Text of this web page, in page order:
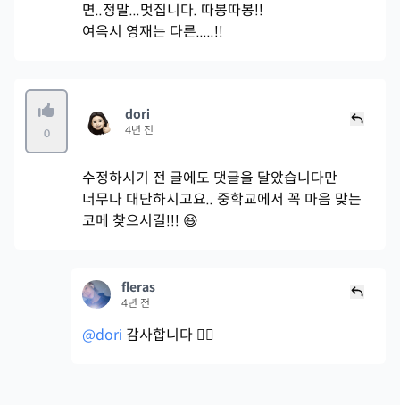
면..정말...멋집니다. 따봉따봉!!
여윽시 영재는 다른.....!!
0
dori
4년 전
수정하시기 전 글에도 댓글을 달았습니다만
너무나 대단하시고요.. 중학교에서 꼭 마음 맞는
코메 찾으시길!!! 😆
fleras
4년 전
@dori 감사합니다 🙇‍♂️